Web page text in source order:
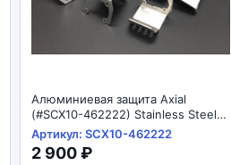
Алюминиевая защита Axial
(#SCX10-462222) Stainless Steel
Skid Plate For For Axial SCX10 II
AX90046
Артикул: SCX10-462222
2 900 ₽